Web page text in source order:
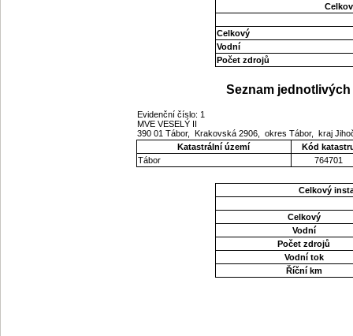
Celkový
Vodní
Počet zdrojů
Seznam
Evidenční číslo: 1
MVE VESELÝ II
390 01 Tábor, Krakovská 2906, okres Tábor, kraj
Katastrální území
Kód
Tábor
764701
Celkový
Celkový
Vodní
Počet zdrojů
Vodní tok
Říční km